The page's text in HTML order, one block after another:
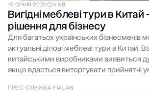
16 СІЧНЯ 2020 4 ХВ
Вигідні меблеві тури в
рішення для бізнесу
Для багатьох українських бізнесменів
актуальні ділові меблеві тури в Китай.
китайськими виробниками виявиться
якщо вдасться виторгувати прийнятні
ПРЕС-СЛУЖБА FIALAN